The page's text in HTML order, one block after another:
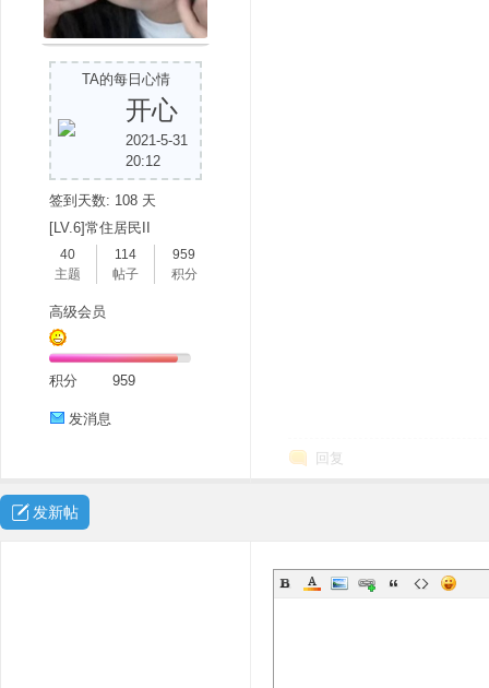
TA的每日心情
开心
2021-5-31
20:12
签到天数: 108 天
[LV.6]常住居民II
40
主题
114
帖子
959
积分
高级会员
积分 959
发消息
回复
发新帖